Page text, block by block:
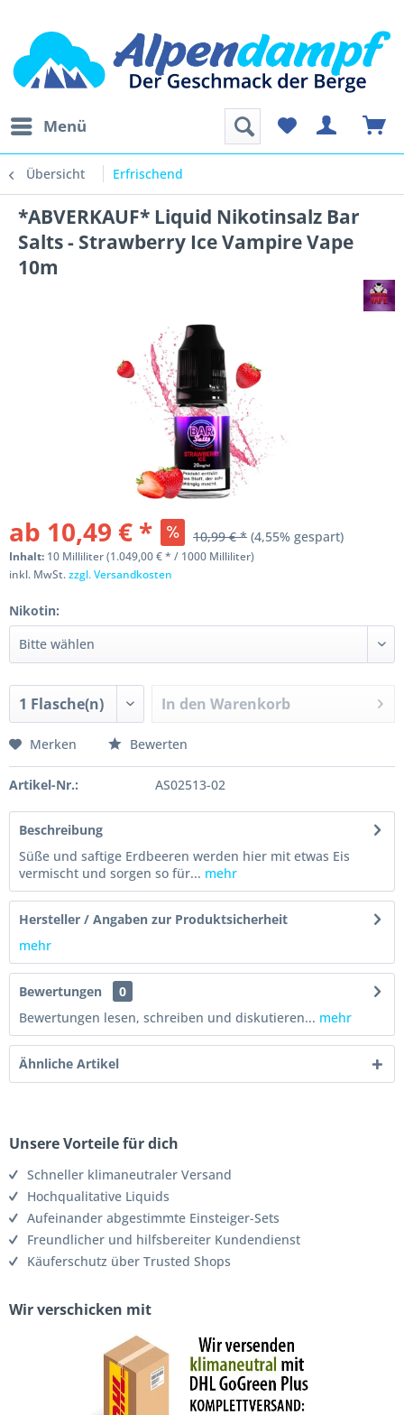
Menü
Übersicht Erfrischend
*ABVERKAUF* Liquid Nikotinsalz Bar
Salts - Strawberry Ice Vampire Vape
10m
ab 10,49 € * 10,99 € * (4,55% gespart)
Inhalt: 10 Milliliter (1.049,00 € * / 1000 Milliliter)
inkl. MwSt.zzgl. Versandkosten
Nikotin:
In den Warenkorb
Merken Bewerten
Artikel-Nr.: AS02513-02
Beschreibung
Süße und saftige Erdbeeren werden hier mit etwas Eis
vermischt und sorgen so für... mehr
Hersteller / Angaben zur Produktsicherheit
mehr
Bewertungen
0
Bewertungen lesen, schreiben und diskutieren... mehr
Ähnliche Artikel
Unsere Vorteile für dich
Schneller klimaneutraler Versand
Hochqualitative Liquids
Aufeinander abgestimmte Einsteiger-Sets
Freundlicher und hilfsbereiter Kundendienst
Käuferschutz über Trusted Shops
Wir verschicken mit